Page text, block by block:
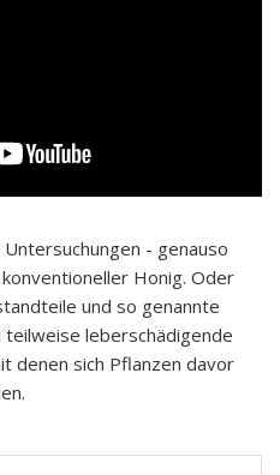
- genauso
Honig. Oder
und so genannte
teilweise leberschädigende
denen sich Pflanzen davor